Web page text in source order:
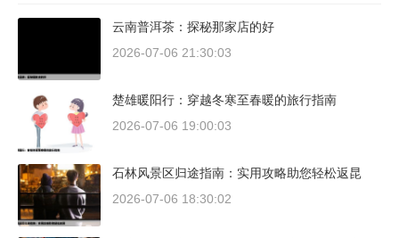
云南普洱茶：探秘那家店的好
2026-07-06 21:30:03
楚雄暖阳行：穿越冬寒至春暖的旅行指南
2026-07-06 19:00:03
石林风景区归途指南：实用攻略助您轻松返昆
2026-07-06 18:30:02